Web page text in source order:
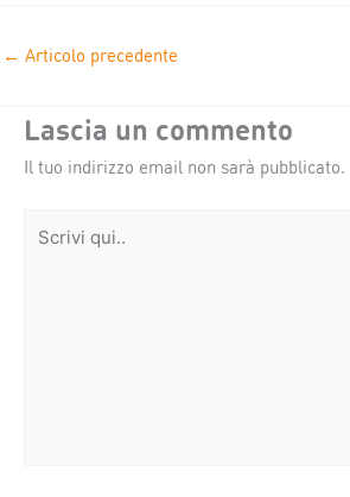
← Articolo precedente
Lascia un commento
Il tuo indirizzo email non sarà pubblicato.
qui..